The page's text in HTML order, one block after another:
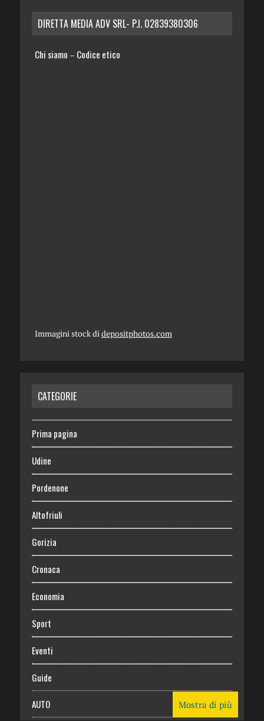
DIRETTA MEDIA ADV SRL- P.I. 02839380306
Chi siamo – Codice etico
Immagini stock didepositphotos.com
CATEGORIE
Prima pagina
Udine
Pordenone
Altofriuli
Gorizia
Cronaca
Economia
Sport
Eventi
Guide
AUTO Mostra di più